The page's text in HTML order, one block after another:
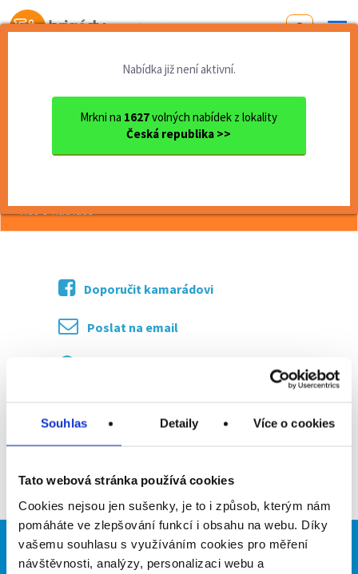
Souhlas Detaily Více o cookies
Tato webová stránka používá cookies
Cookies nejsou jen sušenky, je to i způsob, kterým nám
pomáháte ve zlepšování funkcí i obsahu na webu. Díky
vašemu souhlasu s využíváním cookies pro měření
návštěvnosti, analýzy, personalizaci webu a
Od první brigády
Nabídka již není aktivní.
Mrkni na 1627volných nabídek z lokality
Česká republika >>
Liberecký kraj okres Liberec
Merchandiser - 155kč/hod
Merchandiser - 155kč/hod
více o nabídce >>
Doporučit kamarádovi
Poslat na email
Brigádníci Firmy